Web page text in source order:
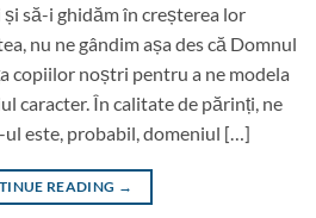
să-i ghidăm în creșterea lor
nu ne gândim așa des că Domnul
copiilor noștri pentru a ne modela
caracter. În calitate de părinți, ne
ul este, probabil, domeniul […]
READING →